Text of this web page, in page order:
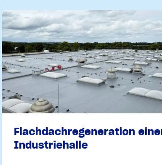
Flachdachregeneration
Industriehalle